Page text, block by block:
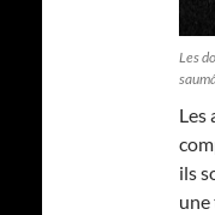
Les
Les
ils
une